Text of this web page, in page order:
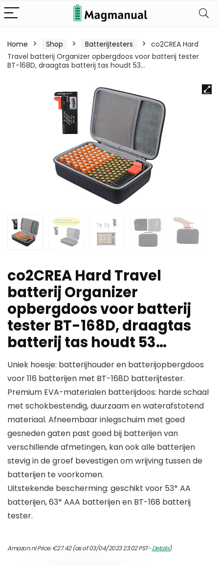
Home Shop Batterijtesters
co2CREA Hard
Travel batterij Organizer opbergdoos voor batterij tester
BT-168D, draagtas batterij tas houdt 53…
co2CREA Hard Travel
batterij Organizer
opbergdoos voor batterij
tester BT-168D, draagtas
batterij tas houdt 53…
Uniek hoesje: batterijhouder en batterijopbergdoos
voor 116 batterijen met BT-168D batterijtester.
Premium EVA-materialen batterijdoos: harde schaal
met schokbestendig, duurzaam en waterafstotend
materiaal. Afneembaar inlegschuim met goed
gesneden gaten past goed bij batterijen van
verschillende afmetingen, kan ook alle batterijen
stevig in de groef bevestigen om wrijving tussen de
batterijen te voorkomen.
Uitstekende bescherming: geschikt voor 53* AA
batterijen, 63* AAA batterijen en BT-168 batterij
tester.
Amazon.nl Price:€27.42(as of 03/04/2023 23:02 PST-Details)